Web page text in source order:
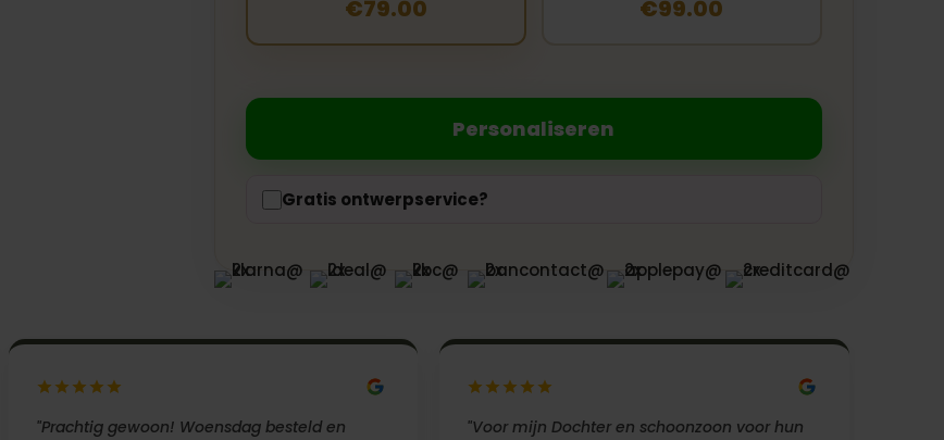
€79.00 €99.00
Personaliseren
Gratis ontwerpservice?
"Prachtig gewoon! Woensdag besteld en
"Voor mijn Dochter en schoonzoon voor hun